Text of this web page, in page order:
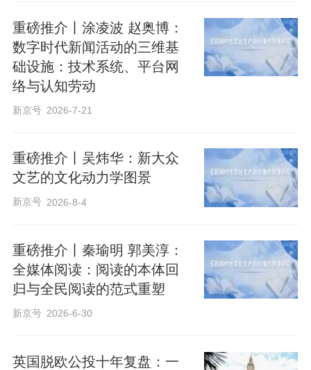
重磅推介丨涂凌波 赵奥博：
数字时代新闻活动的三维基
础设施：技术系统、平台网
络与认知劳动
新京号 2026-7-21
重磅推介丨吴炜华：新大众
文艺的文化动力学图景
新京号 2026-8-4
重磅推介丨秦瑜明 郭美淳：
全媒体阅读：阅读的本体回
归与全民阅读的范式重塑
新京号 2026-6-30
英国脱欧公投十年复盘：一